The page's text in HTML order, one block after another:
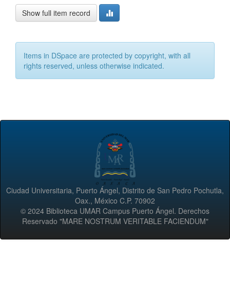
Show full item record
Items in DSpace are protected by copyright, with all
rights reserved, unless otherwise indicated.
Ciudad Universitaria, Puerto Ángel, Distrito de San Pedro Pochutla,
Oax., México C.P. 70902
© 2024 Biblioteca UMAR Campus Puerto Ángel. Derechos
Reservado "MARE NOSTRUM VERITABLE FACIENDUM"